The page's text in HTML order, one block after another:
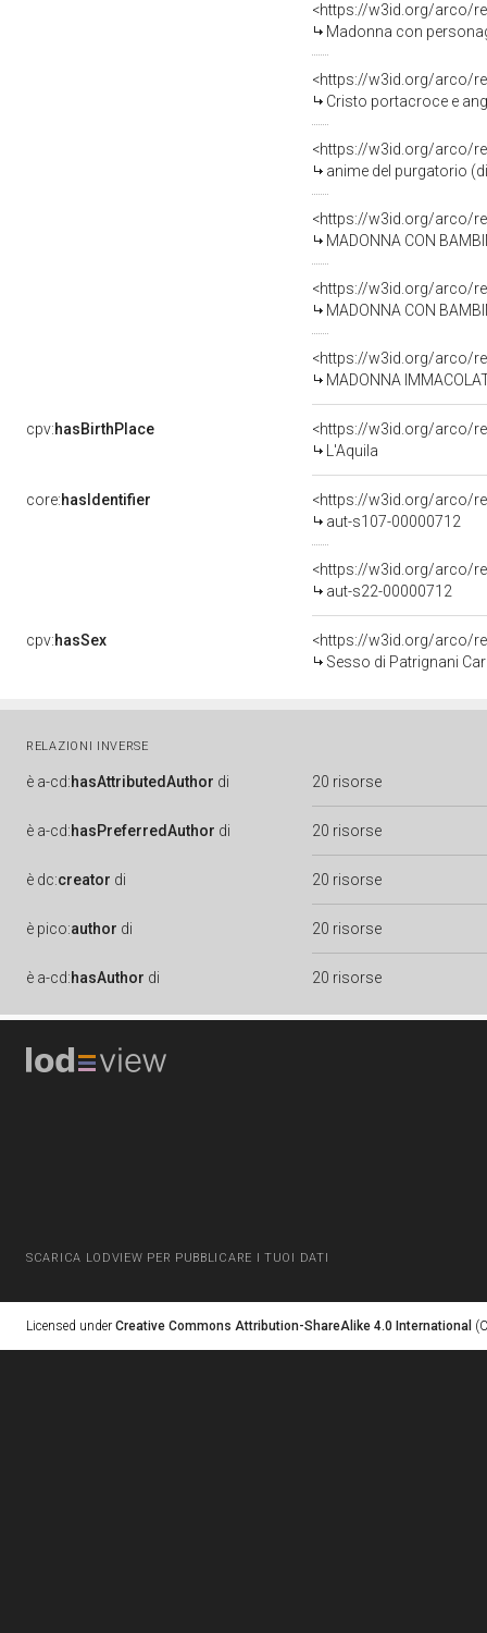
<https://w3id.org/arco/
Madonna con
<https://w3id.org/arco/
Cristo portacroce e
<https://w3id.org/arco/
anime del purgatorio
<https://w3id.org/arco/
MADONNA CON
<https://w3id.org/arco/
MADONNA CON
<https://w3id.org/arco/
MADONNA
cpv:hasBirthPlace
<https://w3id.org/arco/
L'Aquila
core:hasIdentifier
<https://w3id.org/arco/
aut-s107-00000712
<https://w3id.org/arco/
aut-s22-00000712
cpv:hasSex
<https://w3id.org/arco/
Sesso di Patrignani
RELAZIONI INVERSE
è a-cd:hasAttributedAuthor di 20 risorse
è a-cd:hasPreferredAuthor di 20 risorse
è dc:creator di 20 risorse
è pico:author di 20 risorse
è a-cd:hasAuthor di 20 risorse
SCARICA LODVIEW PER PUBBLICARE I TUOI DATI
Licensed under Creative Commons Attribution-ShareAlike 4.0 International